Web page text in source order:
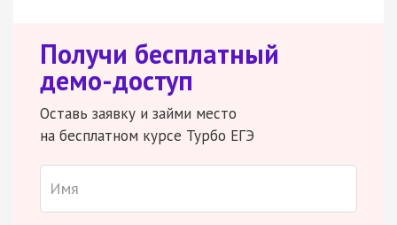
Получи бесплатный
демо-доступ
Оставь заявку и займи место
на бесплатном курсе Турбо ЕГЭ